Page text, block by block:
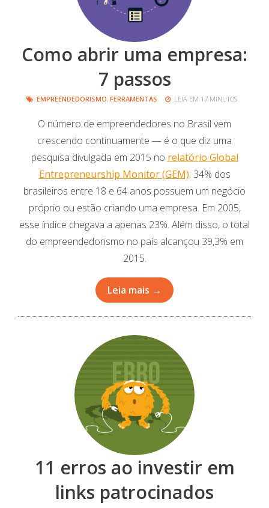
Como abrir uma empresa:
7 passos
EMPREENDEDORISMO, FERRAMENTAS LEIA EM 17 MINUTOS
O número de empreendedores no Brasil vem
crescendo continuamente — é o que diz uma
pesquisa divulgada em 2015 no relatório Global
Entrepreneurship Monitor (GEM): 34% dos
brasileiros entre 18 e 64 anos possuem um negócio
próprio ou estão criando uma empresa. Em 2005,
esse índice chegava a apenas 23%. Além disso, o total
do empreendedorismo no país alcançou 39,3% em
2015.
Leia mais →
11 erros ao investir em
links patrocinados